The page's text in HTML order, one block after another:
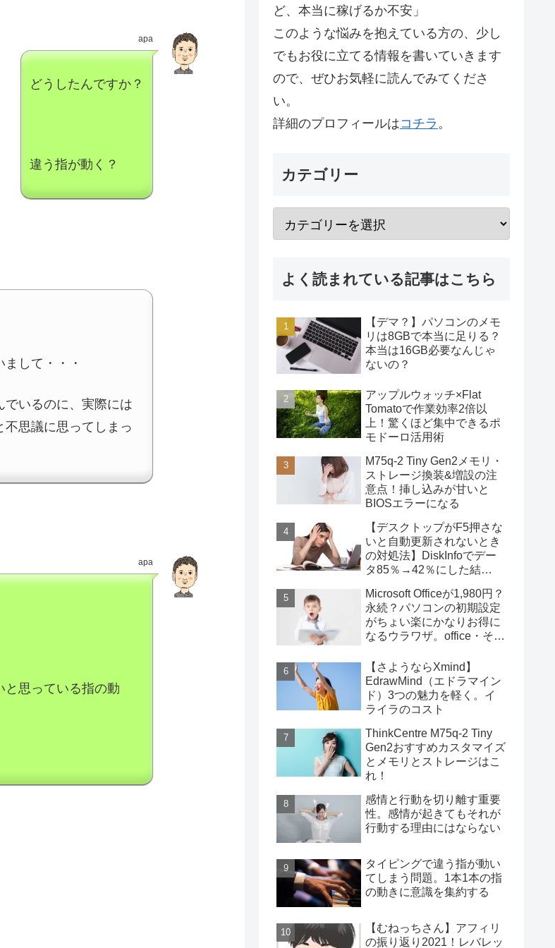
apa
どうしたんですか？
違う指が動く？
して・・・
でいるのに、実際には
思議に思ってしまっ
apa
と思っている指の動
ど、本当に稼げるか不安」
このような悩みを抱えている方の、少し
でもお役に立てる情報を書いていきます
ので、ぜひお気軽に読んでみてくださ
い。
詳細のプロフィールはコチラ 。
カテゴリー
よく読まれている記事はこちら
【デマ？】パソコンのメモ
リは8GBで本当に足りる？
本当は16GB必要なんじゃ
ないの？
アップルウォッチ×Flat
Tomatoで作業効率2倍以
上！驚くほど集中できるポ
モドーロ活用術
M75q-2 Tiny Gen2メモリ・
ストレージ換装&増設の注
意点！挿し込みが甘いと
BIOSエラーになる
【デスクトップがF5押さな
いと自動更新されないとき
の対処法】DiskInfoでデー
タ85％→42％にした結
Microsoft Officeが1,980円？
永続？パソコンの初期設定
がちょい楽にかなりお得に
なるウラワザ。office・その
【さようならXmind】
EdrawMind（エドラマイン
ド）3つの魅力を軽く。イ
ライラのコスト
ThinkCentre M75q-2 Tiny
Gen2おすすめカスタマイズ
とメモリとストレージはこ
れ！
感情と行動を切り離す重要
性。感情が起きてもそれが
行動する理由にはならない
タイピングで違う指が動い
てしまう問題。1本1本の指
の動きに意識を集約する
【むねっちさん】アフィリ
の振り返り2021！レバレッ